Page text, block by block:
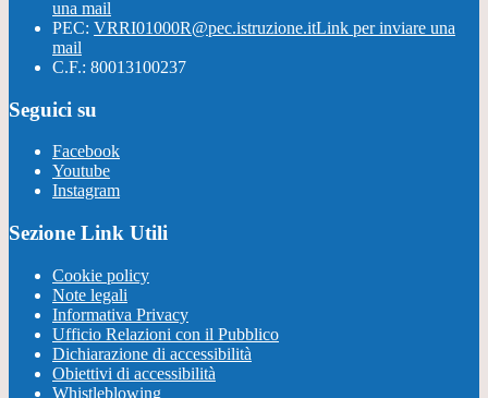
una mail
PEC: VRRI01000R@pec.istruzione.itLink per inviare una
mail
C.F.: 80013100237
Seguici su
Facebook
Youtube
Instagram
Sezione Link Utili
Cookie policy
Note legali
Informativa Privacy
Ufficio Relazioni con il Pubblico
Dichiarazione di accessibilità
Obiettivi di accessibilità
Whistleblowing